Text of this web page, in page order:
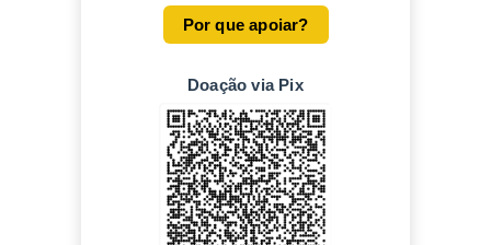
Por que apoiar?
Doação via Pix